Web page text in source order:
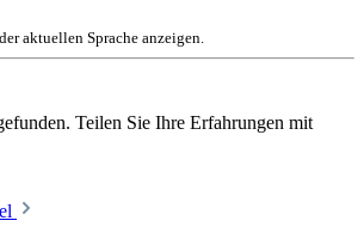
aktuellen Sprache anzeigen.
Teilen Sie Ihre Erfahrungen mit